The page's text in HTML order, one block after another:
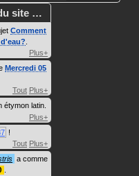
site …
Comment
Plus+
Mercredi 05
Tout Plus+
étymon latin.
Plus+
!
Tout Plus+
a comme